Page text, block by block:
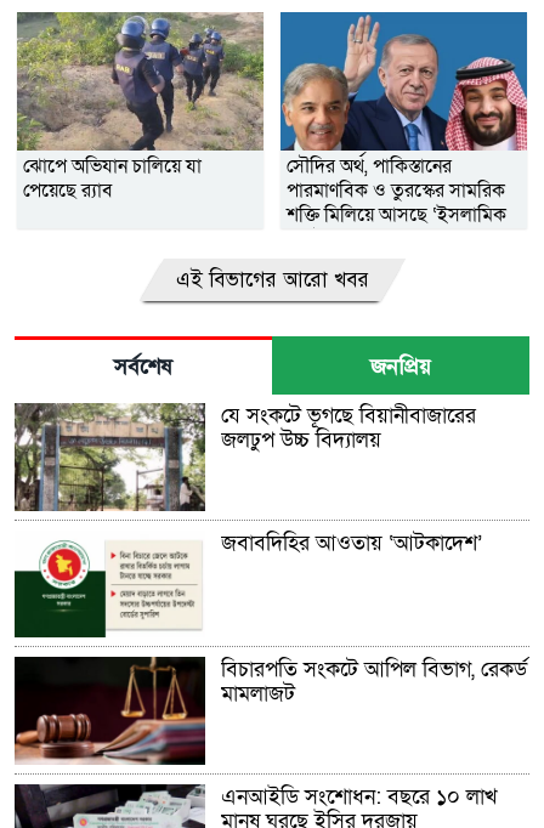
ঝোপে অভিযান চালিয়ে যা
পেয়েছে র‌্যাব
সৌদির অর্থ, পাকিস্তানের
পারমাণবিক ও তুরস্কের সামরিক
শক্তি মিলিয়ে আসছে ‘ইসলামিক
এই বিভাগের আরো খবর
সর্বশেষ জনপ্রিয়
যে সংকটে ভূগছে বিয়ানীবাজারের
জলঢুপ উচ্চ বিদ্যালয়
জবাবদিহির আওতায় ‘আটকাদেশ’
বিচারপতি সংকটে আপিল বিভাগ, রেকর্ড
মামলাজট
এনআইডি সংশোধন: বছরে ১০ লাখ
মানুষ ঘুরছে ইসির দরজায়